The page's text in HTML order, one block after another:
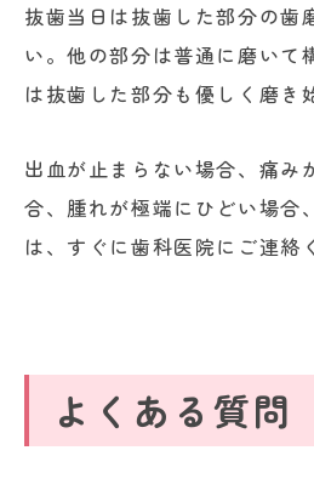
抜歯当日は抜歯した部分の歯
い。他の部分は普通に磨いて
は抜歯した部分も優しく磨き
出血が止まらない場合、痛み
合、腫れが極端にひどい場合
は、すぐに歯科医院にご連絡
よくある質問